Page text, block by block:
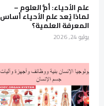
علم الأحياء: أمُّ العلوم –
لماذا يُعد علم الأحياء أساس
المعرفة العلمية؟
يوليو 24, 2026